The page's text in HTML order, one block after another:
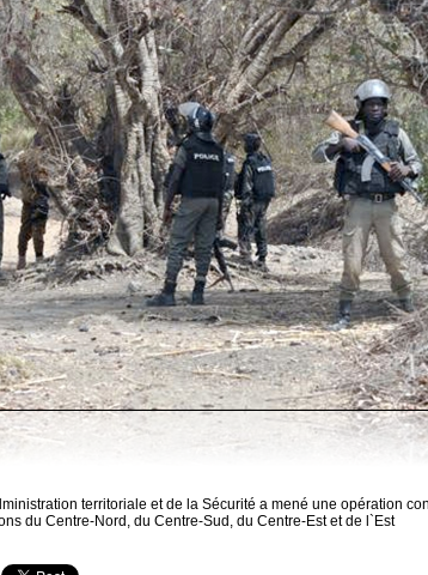
territoriale et de la Sécurité a mené une opération
du Centre-Nord, du Centre-Sud, du Centre-Est et de l`Est